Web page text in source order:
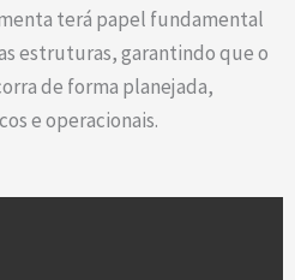
terá papel fundamental
estruturas, garantindo que o
de forma planejada,
e operacionais.